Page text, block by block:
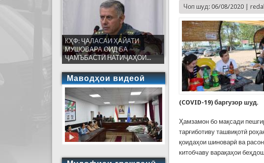
Чоп шуд: 06/08/2020 |
(COVID-19) баргузор шуд.
Ҳамзамон бо мақсади
тарғиботиву ташвиқотӣ
қоидаҳои шиноварӣ ва
китобчаву варақаҳои
КҲФ: ҶАЛАСАИ ҲАЙАТИ
МУШОВАРА ОИД БА
ҶАМЪБАСТИ НАТИҶАҲОИ...
Маводҳои видеоӣ